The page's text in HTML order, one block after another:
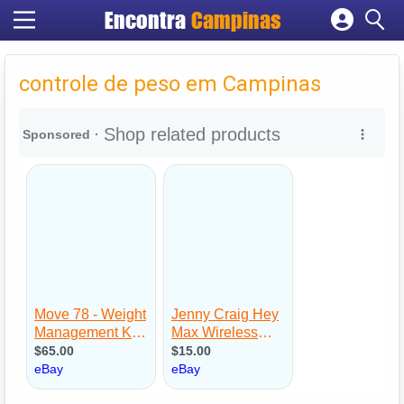
Encontra Campinas
Cadastrar empresa
Criar conta
controle de peso em Campinas